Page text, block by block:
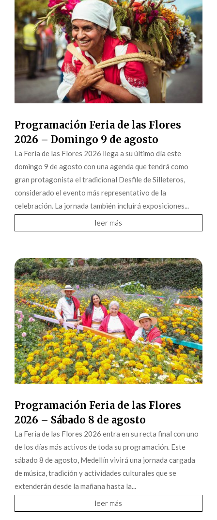
Programación Feria de las Flores
2026 – Domingo 9 de agosto
La Feria de las Flores 2026 llega a su último día este
domingo 9 de agosto con una agenda que tendrá como
gran protagonista el tradicional Desfile de Silleteros,
considerado el evento más representativo de la
celebración. La jornada también incluirá exposiciones...
leer más
Programación Feria de las Flores
2026 – Sábado 8 de agosto
La Feria de las Flores 2026 entra en su recta final con uno
de los días más activos de toda su programación. Este
sábado 8 de agosto, Medellín vivirá una jornada cargada
de música, tradición y actividades culturales que se
extenderán desde la mañana hasta la...
leer más